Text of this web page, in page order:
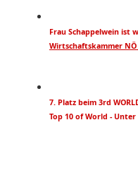
Frau Schappelwein ist
Wirtschaftskammer NÖ
7. Platz beim 3rd
Top 10 of World -